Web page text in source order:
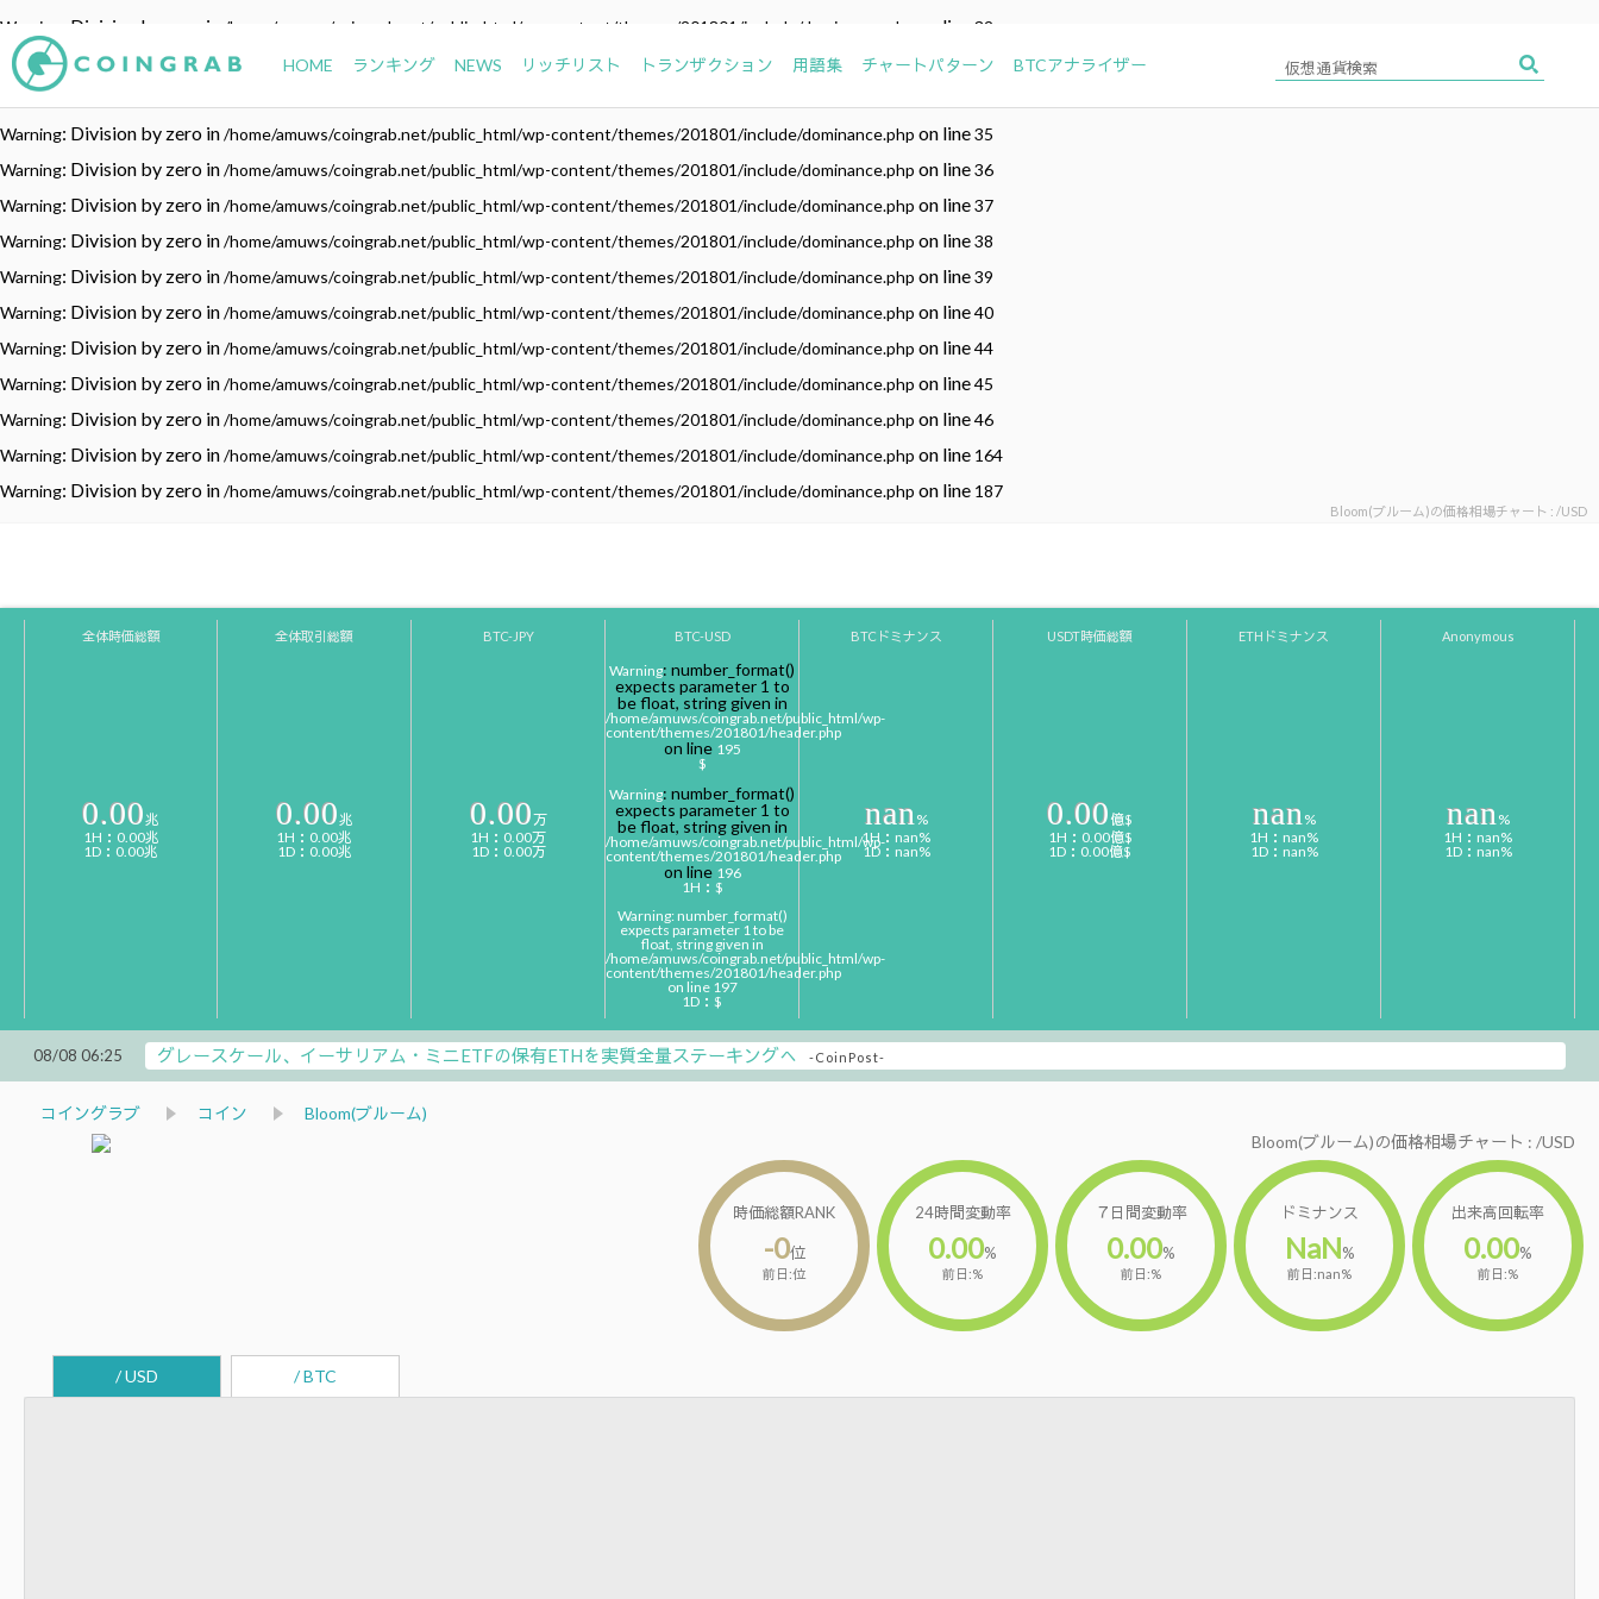
Warning : Division by zero in /home/amuws/coingrab.net/public_html/wp-content/themes/201801/include/dominance.php on line 32
Warning: Division by zero in /home/amuws/coingrab.net/public_html/wp-content/themes/201801/include/dominance.php on line33
Warning
Warning: Division by zero in/home/amuws/coingrab.net/public_html/wp-content/themes/201801/include/dominance.php on line35
Warning: Division by zero in/home/amuws/coingrab.net/public_html/wp-content/themes/201801/include/dominance.php on line36
Warning: Division by zero in/home/amuws/coingrab.net/public_html/wp-content/themes/201801/include/dominance.php on line37
Warning: Division by zero in/home/amuws/coingrab.net/public_html/wp-content/themes/201801/include/dominance.php on line38
Warning: Division by zero in/home/amuws/coingrab.net/public_html/wp-content/themes/201801/include/dominance.php on line39
Warning: Division by zero in/home/amuws/coingrab.net/public_html/wp-content/themes/201801/include/dominance.php on line40
Warning: Division by zero in/home/amuws/coingrab.net/public_html/wp-content/themes/201801/include/dominance.php on line44
Warning: Division by zero in/home/amuws/coingrab.net/public_html/wp-content/themes/201801/include/dominance.php on line45
Warning: Division by zero in/home/amuws/coingrab.net/public_html/wp-content/themes/201801/include/dominance.php on line46
Warning: Division by zero in/home/amuws/coingrab.net/public_html/wp-content/themes/201801/include/dominance.php on line 164
Warning: Division by zero in/home/amuws/coingrab.net/public_html/wp-content/themes/201801/include/dominance.php on line 187
Bloom(ブルーム)の価格相場チャート : /USD
HOME ランキング NEWS リッチリスト トランザクション 用語集 チャートパターン BTCアナライザー
全体時価総額 全体取引総額 BTC-JPY BTC-USD BTCドミナンス USDT時価総額 ETHドミナンス Anonymous
0.00兆
1H：0.00兆
1D：0.00兆
0.00兆
1H：0.00兆
1D：0.00兆
0.00万
1H：0.00万
1D：0.00万
Warning: number_format()
expects parameter 1 to
be float, string given in
/home/amuws/coingrab.net/public_html/wp-
content/themes/201801/header.php
on line 195
$
Warning: number_format()
expects parameter 1 to
be float, string given in
/home/amuws/coingrab.net/public_html/wp-
content/themes/201801/header.php
on line 196
1H：$
Warning: number_format()
expects parameter 1 to be
float, string given in
/home/amuws/coingrab.net/public_html/wp-
content/themes/201801/header.php
on line 197
1D：$
nan %
1H：nan%
1D：nan%
0.00 億$
1H：0.00億$
1D：0.00億$
nan %
1H：nan%
1D：nan%
nan %
1H：nan%
1D：nan%
08/08 06:25 グレースケール、イーサリアム・ミニETFの保有ETHを実質全量ステーキングへ -CoinPost-
コイングラブ コイン
Bloom(ブルーム)
Bloom(ブルーム)の価格相場チャート : /USD
時価総額RANK
-0位
前日:位
24時間変動率
0.00%
前日:%
７日間変動率
0.00%
前日:%
ドミナンス
NaN%
前日:nan%
出来高回転率
0.00%
前日:%
/ USD / BTC